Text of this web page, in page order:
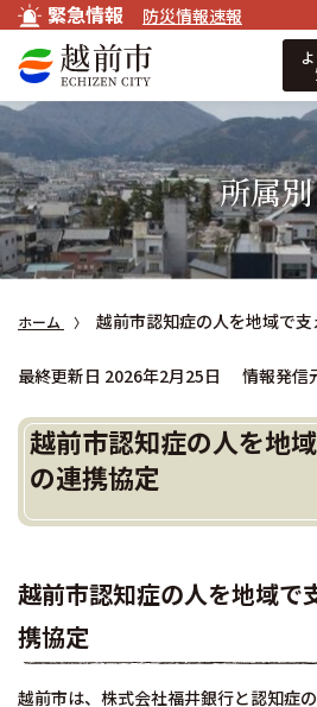
緊急情報 防災情報速報
所属別
ホーム 越前市認知症の人を地域で
最終更新日 2026年2月25日 情報発信
越前市認知症の人を地
の連携協定
越前市認知症の人を地域で
携協定
越前市は、株式会社福井銀行と認知症